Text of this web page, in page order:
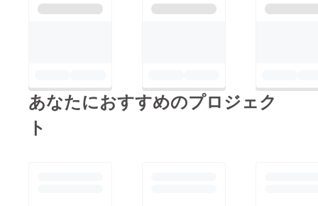
あなたにおすすめのプロジェク
ト